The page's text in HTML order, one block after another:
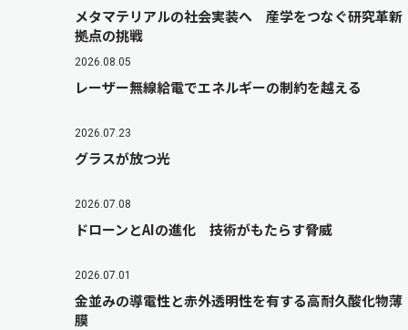
メタマテリアルの社会実装へ 産学をつなぐ研究革新
拠点の挑戦
2026.08.05
レーザー無線給電でエネルギーの制約を越える
2026.07.23
グラスが放つ光
2026.07.08
ドローンとAIの進化 技術がもたらす脅威
2026.07.01
金並みの導電性と赤外透明性を有する高耐久酸化物薄
膜